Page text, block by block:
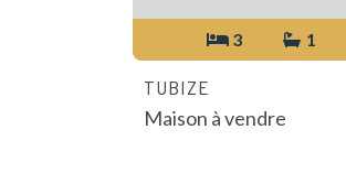
3 1
TUBIZE
Maison à vendre